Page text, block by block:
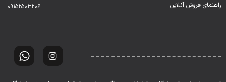
راهنمای فروش آنلاین ۰۹۱۵۲۵۰۳۲۰۶